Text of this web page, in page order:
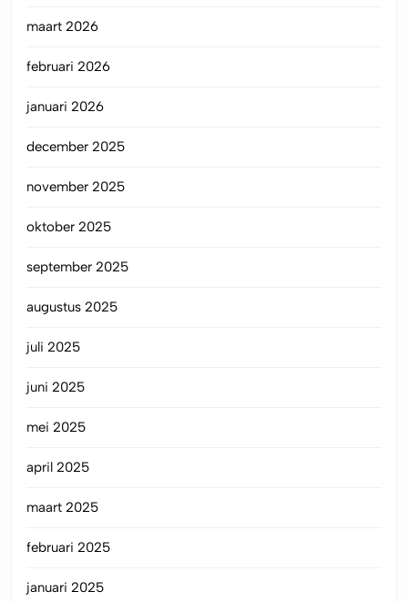
maart 2026
februari 2026
januari 2026
december 2025
november 2025
oktober 2025
september 2025
augustus 2025
juli 2025
juni 2025
mei 2025
april 2025
maart 2025
februari 2025
januari 2025